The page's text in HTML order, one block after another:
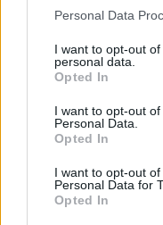
Personal Data
I want to opt-out
personal data.
Opted In
I want to opt-out
Personal Data.
Opted In
I want to opt-out
Personal Data for
Opted In
Vse pravice pridržane ©
Tematike
Slovenija
Svet
Politika
Kronika
Zdravje
Šport